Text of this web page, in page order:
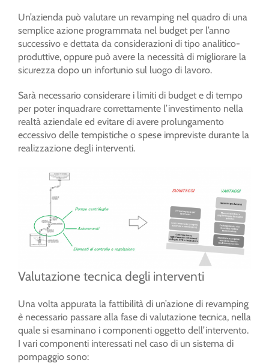
Un’azienda può valutare un revamping nel quadro di una
semplice azione programmata nel budget per l’anno
successivo e dettata da considerazioni di tipo analitico-
produttive, oppure può avere la necessità di migliorare la
sicurezza dopo un infortunio sul luogo di lavoro.
Sarà necessario considerare i limiti di budget e di tempo
per poter inquadrare correttamente l’investimento nella
realtà aziendale ed evitare di avere prolungamento
eccessivo delle tempistiche o spese impreviste durante la
realizzazione degli interventi.
Valutazione tecnica degli interventi
Una volta appurata la fattibilità di un’azione di revamping
è necessario passare alla fase di valutazione tecnica, nella
quale si esaminano i componenti oggetto dell’intervento.
I vari componenti interessati nel caso di un sistema di
pompaggio sono: